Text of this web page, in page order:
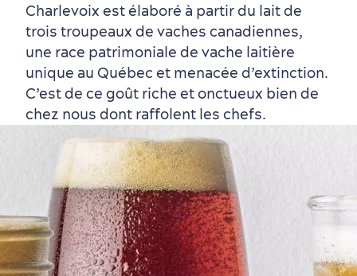
Autour du centre-ville
Activités en été
dans le Vieux-Québec
Hôtels écologiques
Magazine Québec cité
Charlevoix est élaboré à partir du lait de
trois troupeaux de vaches canadiennes,
une race patrimoniale de vache laitière
unique au Québec et menacée d’extinction.
C’est de ce goût riche et onctueux bien de
chez nous dont raffolent les chefs.